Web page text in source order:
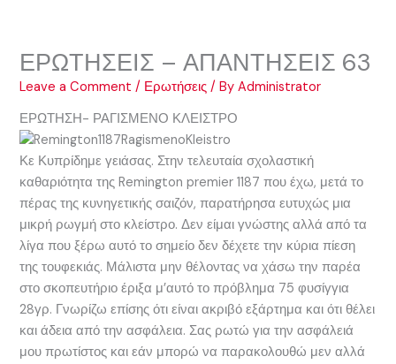
ΕΡΩΤΗΣΕΙΣ – ΑΠΑΝΤΗΣΕΙΣ 63
Leave a Comment / Ερωτήσεις / ByAdministrator
ΕΡΩΤΗΣΗ- ΡΑΓΙΣΜΕΝΟ ΚΛΕΙΣΤΡΟ
Κε Κυπρίδημε γειάσας. Στην τελευταία σχολαστική
καθαριότητα της Remington premier 1187 που έχω, μετά το
πέρας της κυνηγετικής σαιζόν, παρατήρησα ευτυχώς μια
μικρή ρωγμή στο κλείστρο. Δεν είμαι γνώστης αλλά από τα
λίγα που ξέρω αυτό το σημείο δεν δέχετε την κύρια πίεση
της τουφεκιάς. Μάλιστα μην θέλοντας να χάσω την παρέα
στο σκοπευτήριο έριξα μ’αυτό το πρόβλημα 75 φυσίγγια
28γρ. Γνωρίζω επίσης ότι είναι ακριβό εξάρτημα και ότι θέλει
και άδεια από την ασφάλεια. Σας ρωτώ για την ασφάλειά
μου πρωτίστος και εάν μπορώ να παρακολουθώ μεν αλλά